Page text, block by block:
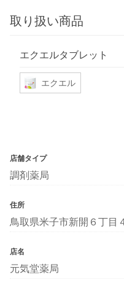
取り扱い商品
エクエルタブレット
エクエル
店舗タイプ
調剤薬局
住所
鳥取県米子市新開６丁目
店名
元気堂薬局